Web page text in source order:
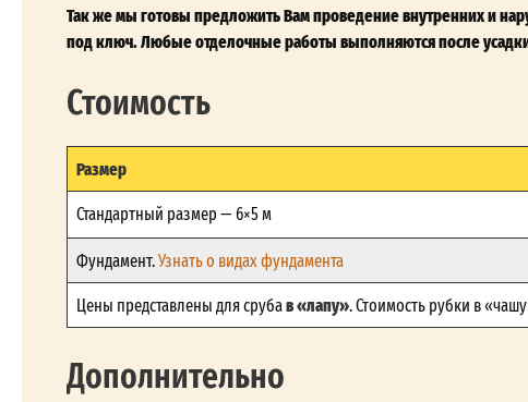
Так же мы готовы предложить Вам проведение внутренних и
под ключ. Любые отделочные работы выполняются после
Стоимость
Размер
Стандартный размер — 6×5 м
Фундамент.Узнать о видах фундамента
Цены представлены для срубав «лапу». Стоимость рубки в
Дополнительно